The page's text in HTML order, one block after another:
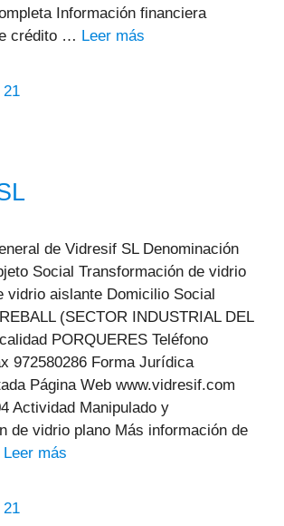
Información financiera
crédito … Leer más
21
de Vidresif SL Denominación
Social Transformación de vidrio
vidrio aislante Domicilio Social
(SECTOR INDUSTRIAL DEL
PORQUERES Teléfono
972580286 Forma Jurídica
Página Web www.vidresif.com
Actividad Manipulado y
de vidrio plano Más información de
Leer más
21